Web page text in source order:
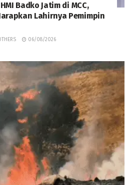
Badko Jatim di MCC,
Lahirnya Pemimpin
06/08/2026